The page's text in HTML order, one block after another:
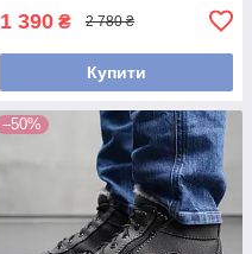
1 390 ₴ 2 780 ₴
Купити
–50%